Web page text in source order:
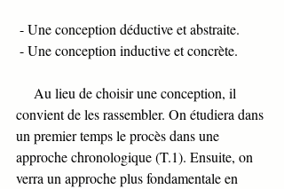
- Une conception déductive et abstraite.
- Une conception inductive et concrète.
convient de les rassembler. On étudiera dans
un premier temps le procès dans une
approche chronologique (T.1). Ensuite, on
verra un approche plus fondamentale en